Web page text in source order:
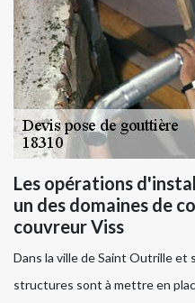
Les opérations
un des domaines de
couvreur Viss
Dans la ville de Saint Outrille et
structures sont à mettre en